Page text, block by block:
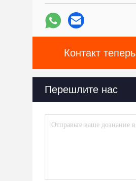
Контакт теперь
Перешлите нас